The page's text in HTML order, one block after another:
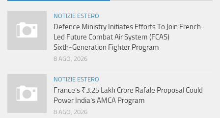
NOTIZIE ESTERO
Defence Ministry Initiates Efforts To Join French-
Led Future Combat Air System (FCAS)
Sixth‑Generation Fighter Program
8 AGO, 2026
NOTIZIE ESTERO
France’s ₹3.25 Lakh Crore Rafale Proposal Could
Power India’s AMCA Program
8 AGO, 2026